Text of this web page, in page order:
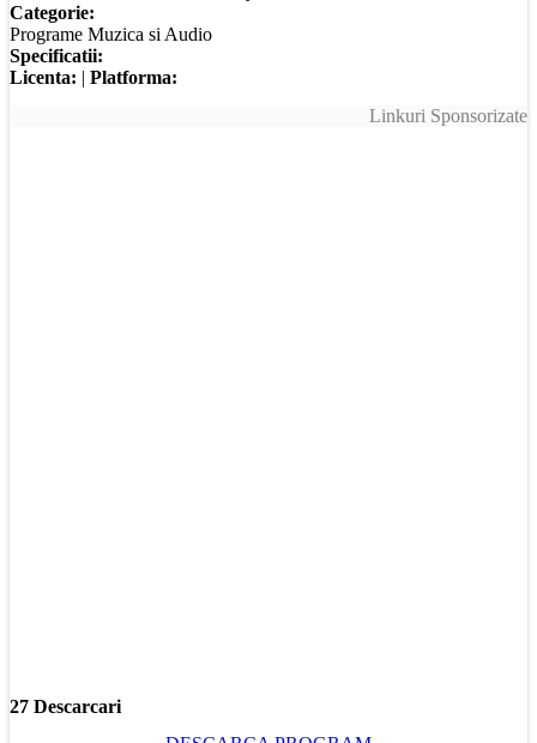
Categorie:
Programe Muzica si Audio
Specificatii:
Licenta: | Platforma:
Linkuri Sponsorizate
27 Descarcari